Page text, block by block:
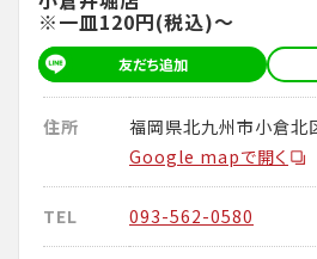
※一皿120円(税込)～
友だち追加
住所
福岡県北九州市小倉
Google mapで開く
TEL 093-562-0580